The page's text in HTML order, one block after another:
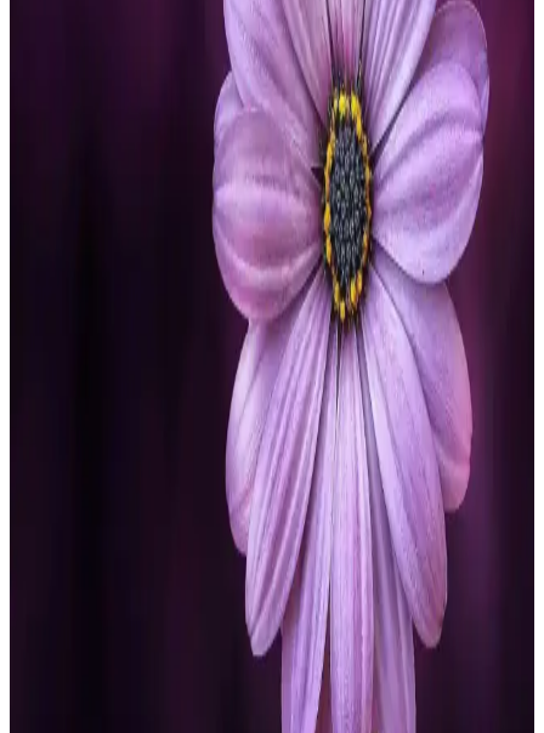
İki popüler kadın taytı Domoda Yüksek Bel ve UP&FIT Push Up
arasındaki farklar, özellikler ve kullanıcı yorumlarıyla en uygun
seçimi yapmanıza yardımcı oluyoruz.
Turuncu Midi Elbise Trendleri ve Kombinasyon
Turuncu midi elbiseler, çeşitli tarz ve modelleriyle dikkat çekiyor.
Günlük ve özel günler için uygun, rahat ve şık seçenekler sunar.
Trendleri ve kombinasyon önerilerini öğrenin.
Pileli Mini Etek Modelleri ve Kombinasyon
İpuçlarıyla Modern Kadın Stili
Pileli mini etekler, çeşitli tarz ve mevsimlere uygun, şık ve rahat
kombinasyonlar sunan kadın modasının önemli parçalarındandır.
Farklı modeller ve aksesuar seçenekleriyle her tarzı tamamlar.
Açık Kahve Elbise: Günlük ve Özel Davetler İçin Şık
ve Çok Yönlü Seçenekler
Doğal ve nötr tonlarıyla açık kahve elbise, her tarz ve mevsimle
uyum sağlayan çok yönlü, şık ve rahat bir tercih. Günlük kullanım
ve özel davetler için ideal modeller ve kombin önerileri burada.
Güncel Giyim Trendleri ve Moda Dünyasında
Yenilikler Hakkında Kapsamlı Bilgi
Giyim ve moda trendleri, online alışveriş avantajları ve sezonlara
uygun tarzlar hakkında detaylı bilgiler içerir.